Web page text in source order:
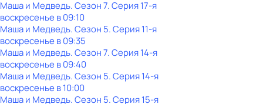
Маша и Медведь. Сезон 7. Серия 17-я
воскресенье в09:10
Маша и Медведь. Сезон 5. Серия 11-я
воскресенье в09:35
Маша и Медведь. Сезон 7. Серия 14-я
воскресенье в09:40
Маша и Медведь. Сезон 5. Серия 14-я
воскресенье в10:00
Маша и Медведь. Сезон 5. Серия 15-я